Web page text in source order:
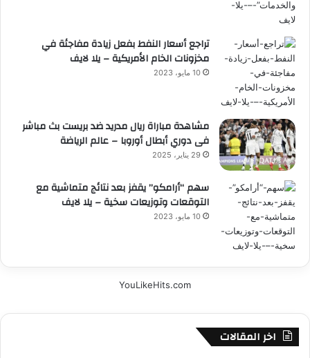
تراجع أسعار النفط بفعل زيادة مفاجئة في
مخزونات الخام الأمريكية – يلا لايف
10 مايو، 2023
مشاهدة مباراة ريال مدريد ضد بريست بث مباشر
فى دوري أبطال أوروبا – عالم الرياضة
29 يناير، 2025
سهم “أرامكو” يقفز بعد نتائج متماشية مع
التوقعات وتوزيعات سخية – يلا لايف
10 مايو، 2023
YouLikeHits.com
اخر المقالات